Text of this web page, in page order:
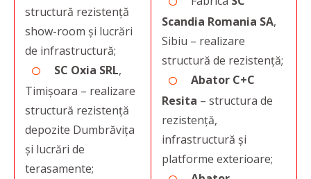
structură rezistență
show-room și lucrări
de infrastructură;
SC Oxia SRL,
Timişoara – realizare
structură rezistenţă
depozite Dumbrăvița
și lucrări de
terasamente;
Scandia Romania SA,
Sibiu – realizare
structură de rezistenţă;
Abator C+C
Resita – structura de
rezistență,
infrastructură și
platforme exterioare;